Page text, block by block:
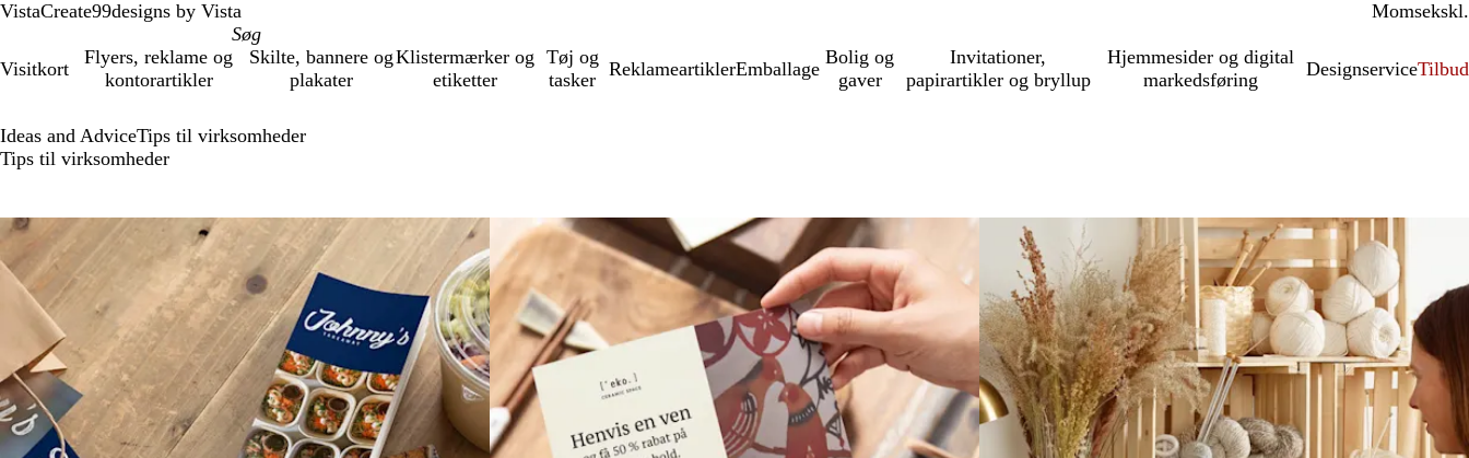
VistaCreate99designs by Vista Momsinkl.
ekskl.
Visitkort
Flyers, reklame og
kontorartikler
Skilte, bannere og
plakater
Klistermærker og
etiketter
Tøj og
tasker
ReklameartiklerEmballage
Bolig og
gaver
Invitationer,
papirartikler og bryllup
Hjemmesider og digital
markedsføring
DesignserviceTilbud
Ideas and AdviceTips til virksomheder
Tips til virksomheder